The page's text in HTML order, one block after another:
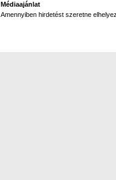
Médiaajánlat
Amennyiben hirdetést szeretne